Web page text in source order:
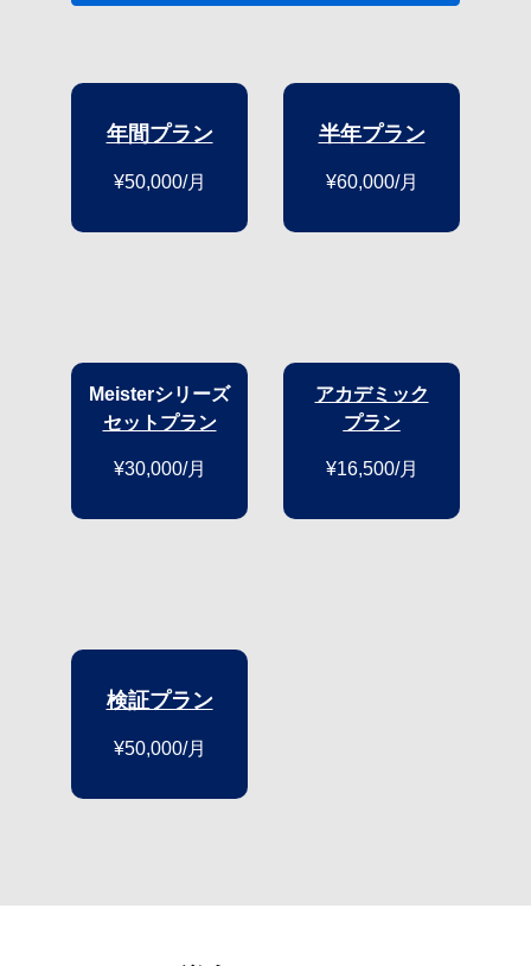
年間プラン
¥50,000/月
半年プラン
¥60,000/月
Meisterシリーズ
セットプラン
¥30,000/月
アカデミック
プラン
¥16,500/月
検証プラン
¥50,000/月